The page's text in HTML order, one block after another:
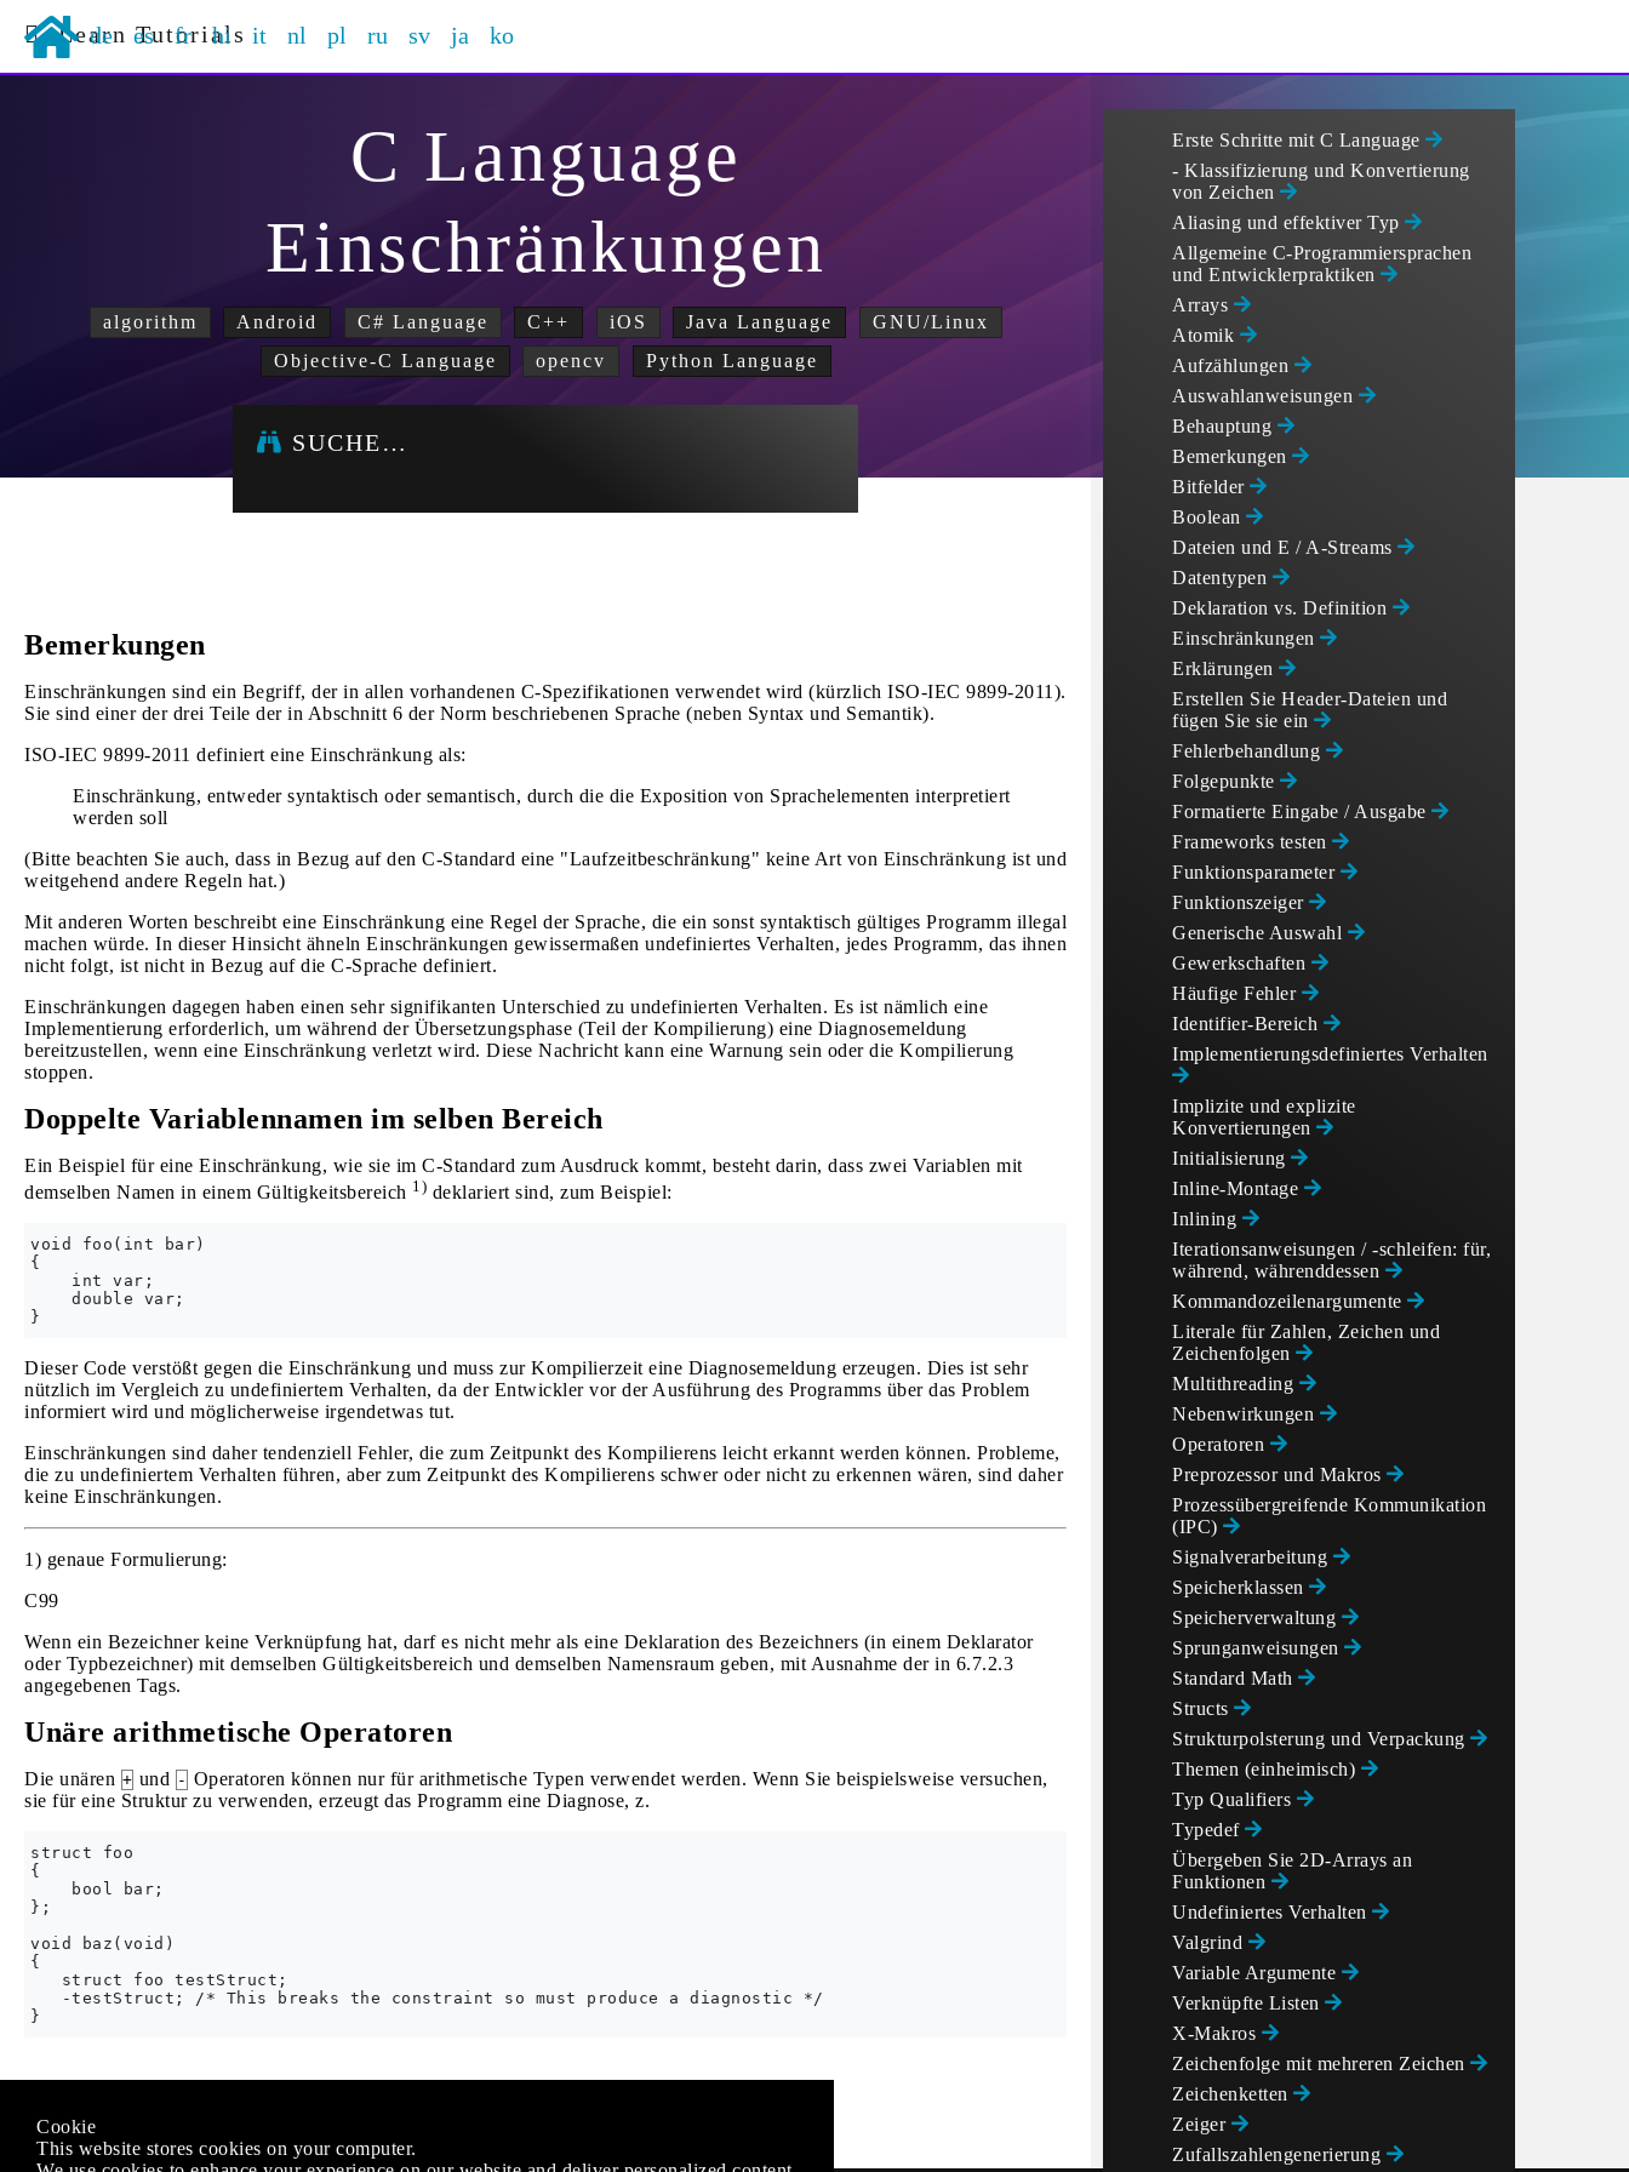
Learn Tutorials
de es fr hi it nl pl ru sv ja ko
C Language
Einschränkungen
algorithm Android C# Language C++ iOS Java Language
GNU/Linux
Objective-C Language
opencv Python Language
SUCHE…
Bemerkungen
Einschränkungen sind ein Begriff, der in allen vorhandenen C-Spezifikationen verwendet wird (kürzlich ISO-IEC 9899-2011).
Sie sind einer der drei Teile der in Abschnitt 6 der Norm beschriebenen Sprache (neben Syntax und Semantik).
ISO-IEC 9899-2011 definiert eine Einschränkung als:
Einschränkung, entweder syntaktisch oder semantisch, durch die die Exposition von Sprachelementen interpretiert
werden soll
(Bitte beachten Sie auch, dass in Bezug auf den C-Standard eine "Laufzeitbeschränkung" keine Art von Einschränkung ist und
weitgehend andere Regeln hat.)
Mit anderen Worten beschreibt eine Einschränkung eine Regel der Sprache, die ein sonst syntaktisch gültiges Programm illegal
machen würde. In dieser Hinsicht ähneln Einschränkungen gewissermaßen undefiniertes Verhalten, jedes Programm, das ihnen
nicht folgt, ist nicht in Bezug auf die C-Sprache definiert.
Einschränkungen dagegen haben einen sehr signifikanten Unterschied zu undefinierten Verhalten. Es ist nämlich eine
Implementierung erforderlich, um während der Übersetzungsphase (Teil der Kompilierung) eine Diagnosemeldung
bereitzustellen, wenn eine Einschränkung verletzt wird. Diese Nachricht kann eine Warnung sein oder die Kompilierung
stoppen.
Doppelte Variablennamen im selben Bereich
Ein Beispiel für eine Einschränkung, wie sie im C-Standard zum Ausdruck kommt, besteht darin, dass zwei Variablen mit
demselben Namen in einem Gültigkeitsbereich 1) deklariert sind, zum Beispiel:
void foo(int bar)
{
    int var;
    double var;
Dieser Code verstößt gegen die Einschränkung und muss zur Kompilierzeit eine Diagnosemeldung erzeugen. Dies ist sehr
nützlich im Vergleich zu undefiniertem Verhalten, da der Entwickler vor der Ausführung des Programms über das Problem
informiert wird und möglicherweise irgendetwas tut.
Einschränkungen sind daher tendenziell Fehler, die zum Zeitpunkt des Kompilierens leicht erkannt werden können. Probleme,
die zu undefiniertem Verhalten führen, aber zum Zeitpunkt des Kompilierens schwer oder nicht zu erkennen wären, sind daher
keine Einschränkungen.
1) genaue Formulierung:
C99
Wenn ein Bezeichner keine Verknüpfung hat, darf es nicht mehr als eine Deklaration des Bezeichners (in einem Deklarator
oder Typbezeichner) mit demselben Gültigkeitsbereich und demselben Namensraum geben, mit Ausnahme der in 6.7.2.3
angegebenen Tags.
Unäre arithmetische Operatoren
Die unären + und - Operatoren können nur für arithmetische Typen verwendet werden. Wenn Sie beispielsweise versuchen,
sie für eine Struktur zu verwenden, erzeugt das Programm eine Diagnose, z.
struct foo
{
    bool bar;
};
void baz(void)
{
   struct foo testStruct;
   -testStruct; /* This breaks the constraint so must produce a diagnostic */
Lizenziert unter
Nicht angeschlossen anStack Overflow
Erste Schritte mit C Language
- Klassifizierung und Konvertierung
von Zeichen
Aliasing und effektiver Typ
Allgemeine C-Programmiersprachen
und Entwicklerpraktiken
Arrays
Atomik
Aufzählungen
Auswahlanweisungen
Behauptung
Bemerkungen
Bitfelder
Boolean
Dateien und E / A-Streams
Datentypen
Deklaration vs. Definition
Einschränkungen
Erklärungen
Erstellen Sie Header-Dateien und
fügen Sie sie ein
Fehlerbehandlung
Folgepunkte
Formatierte Eingabe / Ausgabe
Frameworks testen
Funktionsparameter
Funktionszeiger
Generische Auswahl
Gewerkschaften
Häufige Fehler
Identifier-Bereich
Implementierungsdefiniertes Verhalten
Implizite und explizite
Konvertierungen
Initialisierung
Inline-Montage
Inlining
Iterationsanweisungen / -schleifen: für,
während, währenddessen
Kommandozeilenargumente
Literale für Zahlen, Zeichen und
Zeichenfolgen
Multithreading
Nebenwirkungen
Operatoren
Preprozessor und Makros
Prozessübergreifende Kommunikation
(IPC)
Signalverarbeitung
Speicherklassen
Speicherverwaltung
Sprunganweisungen
Standard Math
Structs
Strukturpolsterung und Verpackung
Themen (einheimisch)
Typ Qualifiers
Typedef
Übergeben Sie 2D-Arrays an
Funktionen
Undefiniertes Verhalten
Valgrind
Variable Argumente
Verknüpfte Listen
X-Makros
Zeichenfolge mit mehreren Zeichen
Zeichenketten
Zeiger
Zufallszahlengenerierung
Cookie
This website stores cookies on your computer.